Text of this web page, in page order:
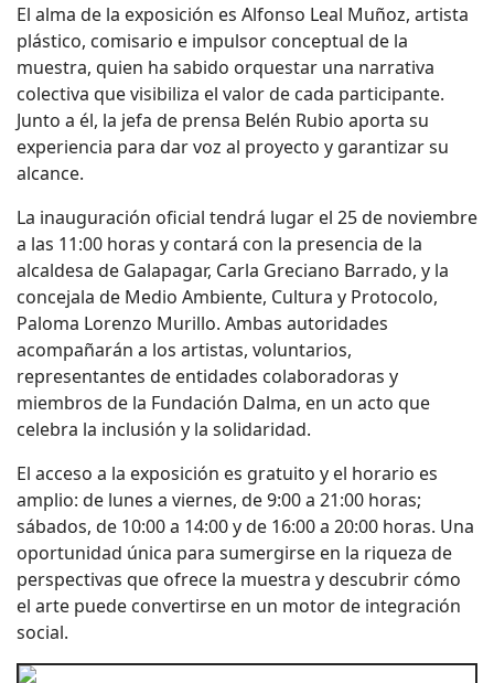
El alma de la exposición es Alfonso Leal Muñoz, artista
plástico, comisario e impulsor conceptual de la
muestra, quien ha sabido orquestar una narrativa
colectiva que visibiliza el valor de cada participante.
Junto a él, la jefa de prensa Belén Rubio aporta su
experiencia para dar voz al proyecto y garantizar su
alcance.
La inauguración oficial tendrá lugar el 25 de noviembre
a las 11:00 horas y contará con la presencia de la
alcaldesa de Galapagar, Carla Greciano Barrado, y la
concejala de Medio Ambiente, Cultura y Protocolo,
Paloma Lorenzo Murillo. Ambas autoridades
acompañarán a los artistas, voluntarios,
representantes de entidades colaboradoras y
miembros de la Fundación Dalma, en un acto que
celebra la inclusión y la solidaridad.
El acceso a la exposición es gratuito y el horario es
amplio: de lunes a viernes, de 9:00 a 21:00 horas;
sábados, de 10:00 a 14:00 y de 16:00 a 20:00 horas. Una
oportunidad única para sumergirse en la riqueza de
perspectivas que ofrece la muestra y descubrir cómo
el arte puede convertirse en un motor de integración
social.